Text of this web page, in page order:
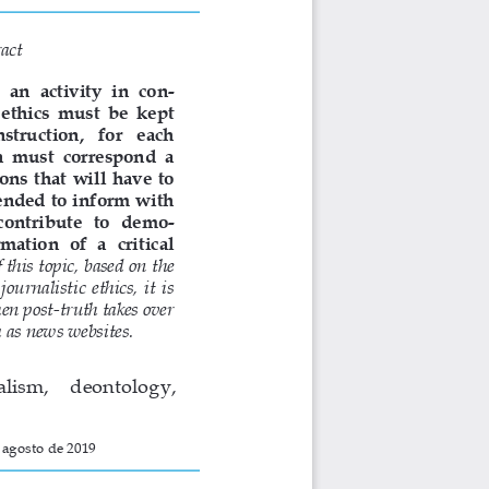
an  activity  in  con-
must  be  kept
for   each
correspond  a
that  will  have  to
to inform with
to   demo-
of  a  critical
this topic, based on the
ethics,  it  is
post-truth takes over
news websites.
de 2019
deontology,